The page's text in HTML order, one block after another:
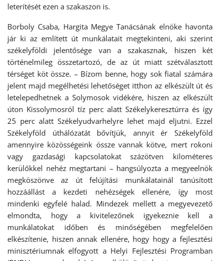
leterítését ezen a szakaszon is.
Borboly Csaba, Hargita Megye Tanácsának elnöke havonta
jár ki az említett út munkálatait megtekinteni, aki szerint
székelyföldi jelentősége van a szakasznak, hiszen két
történelmileg összetartozó, de az út miatt szétválasztott
térséget köt össze. – Bízom benne, hogy sok fiatal számára
jelent majd megélhetési lehetőséget itthon az elkészült út és
letelepedhetnek a Solymosok vidékére, hiszen az elkészült
úton Kissolymosról tíz perc alatt Székelykeresztúrra és így
25 perc alatt Székelyudvarhelyre lehet majd eljutni. Ezzel
Székelyföld úthálózatát bővítjük, annyit ér Székelyföld
amennyire közösségeink össze vannak kötve, mert rokoni
vagy gazdasági kapcsolatokat százötven kilométeres
kerülőkkel nehéz megtartani – hangsúlyozta a megyeelnök
megköszönve az út felújítási munkálatainál tanúsított
hozzáállást a kezdeti nehézségek ellenére, így most
mindenki egyfelé halad. Mindezek mellett a megyevezető
elmondta, hogy a kivitelezőnek igyekeznie kell a
munkálatokat időben és minőségében megfelelően
elkészítenie, hiszen annak ellenére, hogy hogy a fejlesztési
minisztériumnak elfogyott a Helyi Fejlesztési Programban